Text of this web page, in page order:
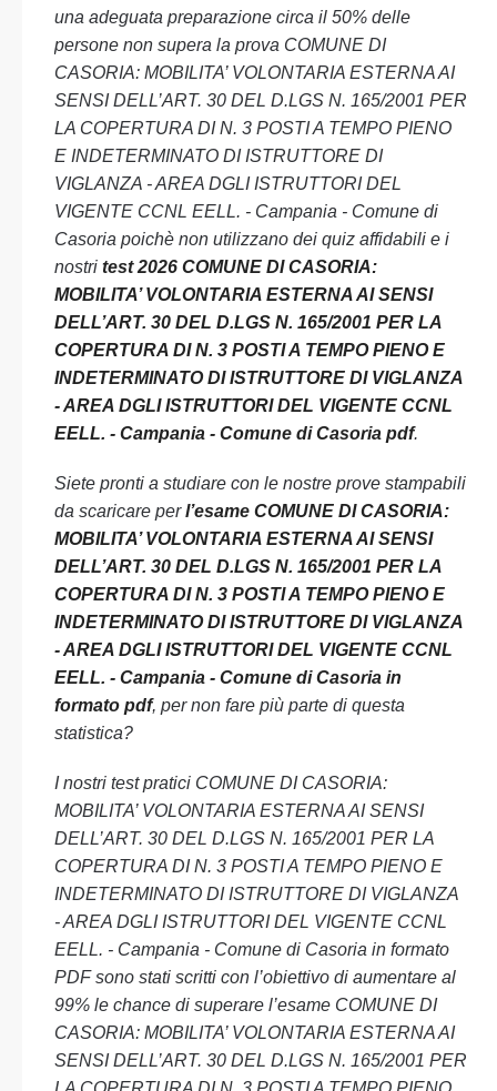
una adeguata preparazione circa il 50% delle
persone non supera la prova COMUNE DI
CASORIA: MOBILITA’ VOLONTARIA ESTERNA AI
SENSI DELL’ART. 30 DEL D.LGS N. 165/2001 PER
LA COPERTURA DI N. 3 POSTI A TEMPO PIENO
E INDETERMINATO DI ISTRUTTORE DI
VIGLANZA - AREA DGLI ISTRUTTORI DEL
VIGENTE CCNL EELL. - Campania - Comune di
Casoria poichè non utilizzano dei quiz affidabili e i
nostri test 2026 COMUNE DI CASORIA:
MOBILITA’ VOLONTARIA ESTERNA AI SENSI
DELL’ART. 30 DEL D.LGS N. 165/2001 PER LA
COPERTURA DI N. 3 POSTI A TEMPO PIENO E
INDETERMINATO DI ISTRUTTORE DI VIGLANZA
- AREA DGLI ISTRUTTORI DEL VIGENTE CCNL
EELL. - Campania - Comune di Casoria pdf.
Siete pronti a studiare con le nostre prove stampabili
da scaricare perl’esame COMUNE DI CASORIA:
MOBILITA’ VOLONTARIA ESTERNA AI SENSI
DELL’ART. 30 DEL D.LGS N. 165/2001 PER LA
COPERTURA DI N. 3 POSTI A TEMPO PIENO E
INDETERMINATO DI ISTRUTTORE DI VIGLANZA
- AREA DGLI ISTRUTTORI DEL VIGENTE CCNL
EELL. - Campania - Comune di Casoria in
formato pdf, per non fare più parte di questa
statistica?
I nostri test pratici COMUNE DI CASORIA:
MOBILITA’ VOLONTARIA ESTERNA AI SENSI
DELL’ART. 30 DEL D.LGS N. 165/2001 PER LA
COPERTURA DI N. 3 POSTI A TEMPO PIENO E
INDETERMINATO DI ISTRUTTORE DI VIGLANZA
- AREA DGLI ISTRUTTORI DEL VIGENTE CCNL
EELL. - Campania - Comune di Casoria in formato
PDF sono stati scritti con l’obiettivo di aumentare al
99% le chance di superare l’esame COMUNE DI
CASORIA: MOBILITA’ VOLONTARIA ESTERNA AI
SENSI DELL’ART. 30 DEL D.LGS N. 165/2001 PER